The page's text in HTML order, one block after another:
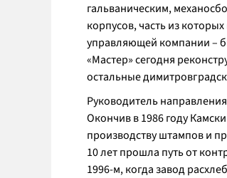
гальваническим,
корпусов, часть из
управляющей компании –
«Мастер» сегодня
остальные
Руководитель
Окончив в 1986 году
производству штампов и
10 лет прошла путь от
1996-м, когда завод